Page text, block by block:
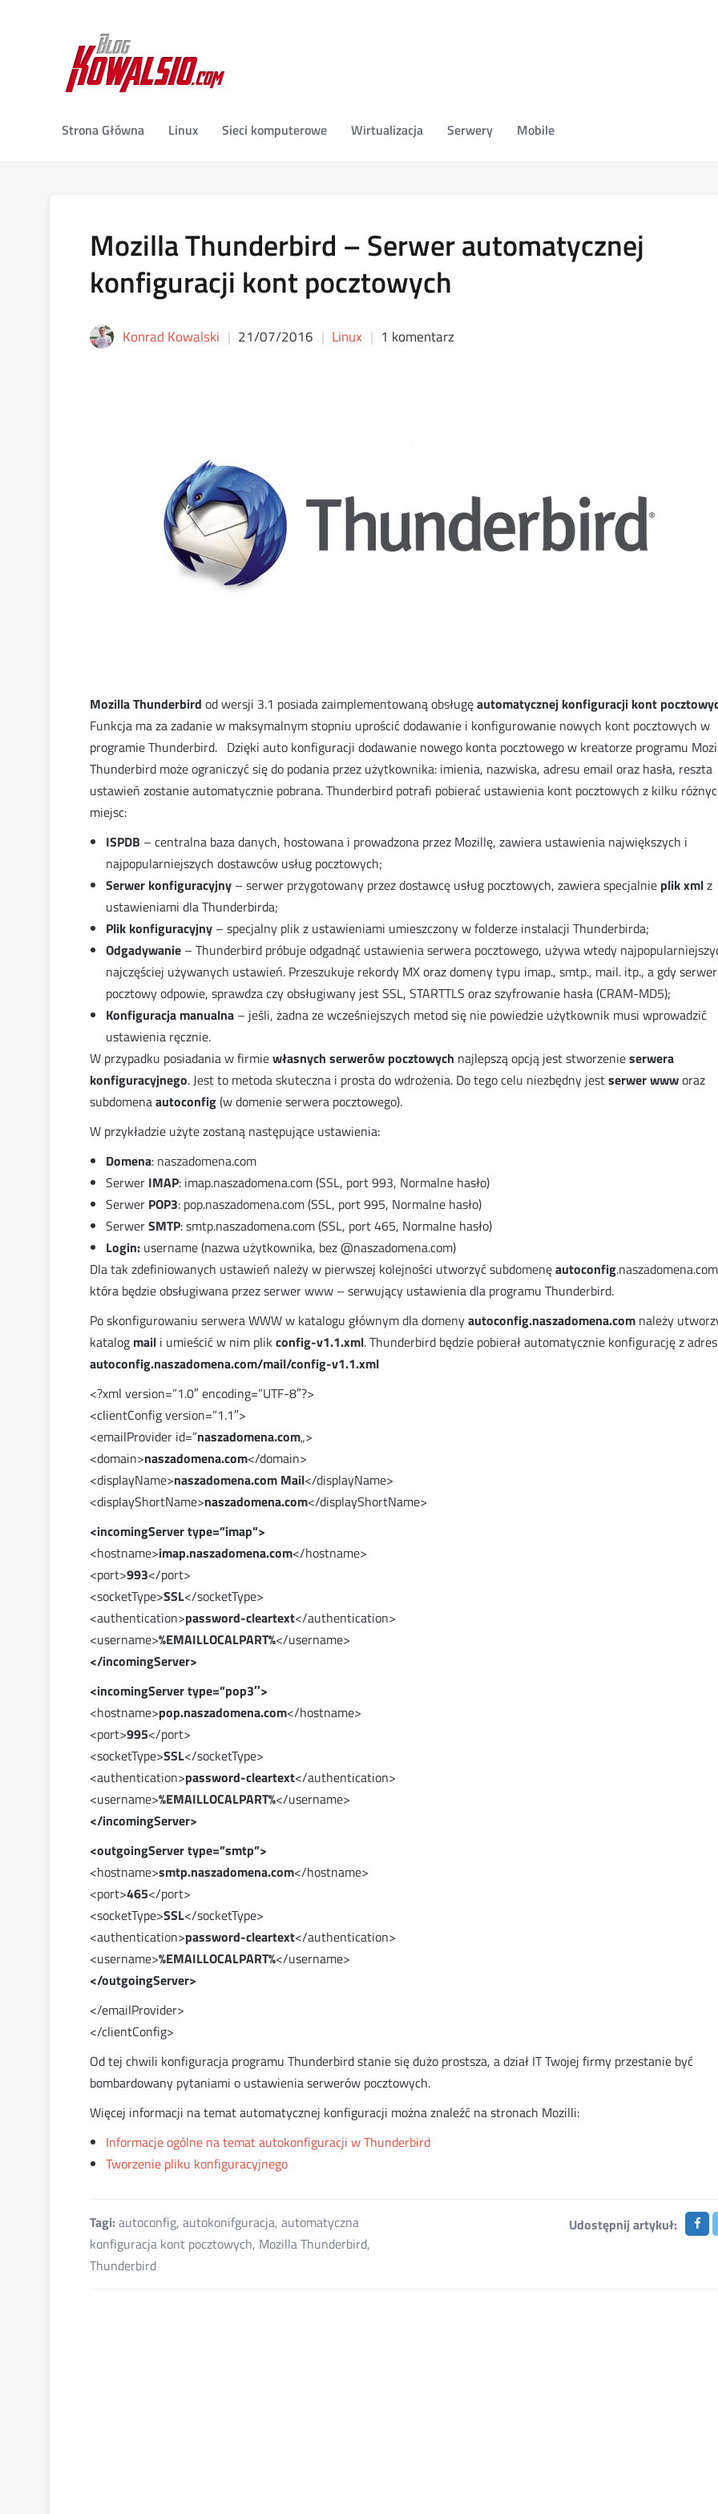
Strona Główna Linux Sieci komputerowe Wirtualizacja Serwery Mobile
Mozilla Thunderbird – Serwer automatycznej
konfiguracji kont pocztowych
Konrad Kowalski 21/07/2016 Linux 1 komentarz
Mozilla Thunderbird od wersji 3.1 posiada zaimplementowaną obsługęautomatycznej konfiguracji kont
Funkcja ma za zadanie w maksymalnym stopniu uprościć dodawanie i konfigurowanie nowych kont pocztowych w
programie Thunderbird. Dzięki auto konfiguracji dodawanie nowego konta pocztowego w kreatorze programu
Thunderbird może ograniczyć się do podania przez użytkownika: imienia, nazwiska, adresu email oraz hasła, reszta
ustawień zostanie automatycznie pobrana. Thunderbird potrafi pobierać ustawienia kont pocztowych z kilku
miejsc:
ISPDB – centralna baza danych, hostowana i prowadzona przez Mozillę, zawiera ustawienia największych i
najpopularniejszych dostawców usług pocztowych;
Serwer konfiguracyjny – serwer przygotowany przez dostawcę usług pocztowych, zawiera specjalnie plik xmlz
ustawieniami dla Thunderbirda;
Plik konfiguracyjny – specjalny plik z ustawieniami umieszczony w folderze instalacji Thunderbirda;
Odgadywanie – Thunderbird próbuje odgadnąć ustawienia serwera pocztowego, używa wtedy
najczęściej używanych ustawień. Przeszukuje rekordy MX oraz domeny typu imap., smtp., mail. itp., a gdy serwer
pocztowy odpowie, sprawdza czy obsługiwany jest SSL, STARTTLS oraz szyfrowanie hasła (CRAM-MD5);
Konfiguracja manualna – jeśli, żadna ze wcześniejszych metod się nie powiedzie użytkownik musi wprowadzić
ustawienia ręcznie.
W przypadku posiadania w firmiewłasnych serwerów pocztowych najlepszą opcją jest stworzenieserwera
konfiguracyjnego. Jest to metoda skuteczna i prosta do wdrożenia. Do tego celu niezbędny jestserwer wwworaz
subdomenaautoconfig(w domenie serwera pocztowego).
W przykładzie użyte zostaną następujące ustawienia:
Domena: naszadomena.com
Serwer IMAP: imap.naszadomena.com (SSL, port 993, Normalne hasło)
Serwer POP3: pop.naszadomena.com (SSL, port 995, Normalne hasło)
SerwerSMTP: smtp.naszadomena.com (SSL, port 465, Normalne hasło)
Login: username (nazwa użytkownika, bez @naszadomena.com)
Dla tak zdefiniowanych ustawień należy w pierwszej kolejności utworzyć subdomenęautoconfig
która będzie obsługiwana przez serwer www – serwujący ustawienia dla programu Thunderbird.
Po skonfigurowaniu serwera WWW w katalogu głównym dla domenyautoconfig.naszadomena.com należy
katalog mail i umieścić w nim plik config-v1.1.xml. Thunderbird będzie pobierał automatycznie konfigurację z
autoconfig.naszadomena.com/mail/config-v1.1.xml
<?xml version=”1.0″ encoding=”UTF-8″?>
<clientConfig version=”1.1″>
<emailProvider id=”naszadomena.com„>
<domain>naszadomena.com</domain>
<displayName>naszadomena.com Mail</displayName>
<displayShortName>naszadomena.com</displayShortName>
<incomingServer type=”imap”>
<hostname>imap.naszadomena.com</hostname>
<port>993</port>
<socketType>SSL</socketType>
<authentication>password-cleartext</authentication>
<username>%EMAILLOCALPART%</username>
</incomingServer>
<incomingServer type=”pop3″>
<hostname>pop.naszadomena.com</hostname>
<port>995</port>
<socketType>SSL</socketType>
<authentication>password-cleartext</authentication>
<username>%EMAILLOCALPART%</username>
</incomingServer>
<outgoingServer type=”smtp”>
<hostname>smtp.naszadomena.com</hostname>
<port>465</port>
<socketType>SSL</socketType>
<authentication>password-cleartext</authentication>
<username>%EMAILLOCALPART%</username>
</outgoingServer>
</emailProvider>
</clientConfig>
Od tej chwili konfiguracja programu Thunderbird stanie się dużo prostsza, a dział IT Twojej firmy przestanie być
bombardowany pytaniami o ustawienia serwerów pocztowych.
Więcej informacji na temat automatycznej konfiguracji można znaleźć na stronach Mozilli:
Informacje ogólne na temat autokonfiguracji w Thunderbird
Tworzenie pliku konfiguracyjnego
Tagi:autoconfig, autokonifguracja, automatyczna
konfiguracja kont pocztowych, Mozilla Thunderbird,
Thunderbird
Udostępnij artykuł: